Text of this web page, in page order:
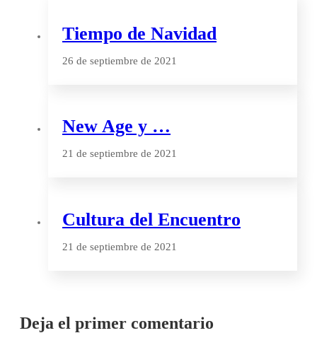
Tiempo de Navidad
26 de septiembre de 2021
New Age y …
21 de septiembre de 2021
Cultura del Encuentro
21 de septiembre de 2021
Deja el primer comentario